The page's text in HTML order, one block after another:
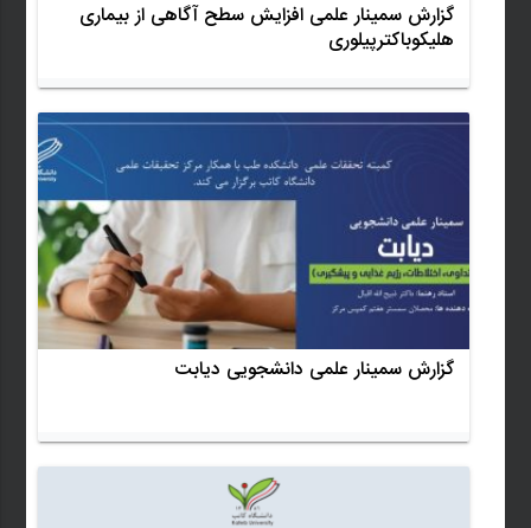
گزارش سمینار علمی افزایش سطح آگاهی از بیماری
هلیکوباکترپیلوری
گزارش سمینار علمی دانشجویی دیابت